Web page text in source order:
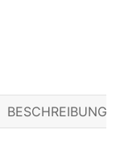
BESCHREIBUNG